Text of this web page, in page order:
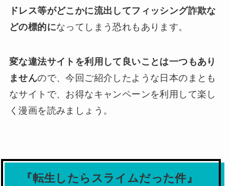
ドレス等がどこかに流出してフィッシング詐欺な
どの標的になってしまう恐れもあります。
変な違法サイトを利用して良いことは一つもあり
ませんので、今回ご紹介したような日本のまとも
なサイトで、お得なキャンペーンを利用して楽し
く漫画を読みましょう。
『転生したらスライムだった件』